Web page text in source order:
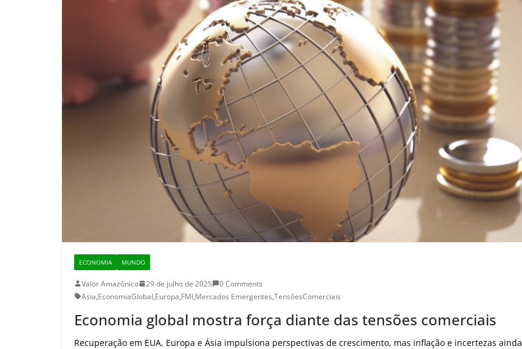
ECONOMIA MUNDO
Valor Amazônico 29 de julho de 2025
0 Comments
Asia,EconomiaGlobal,Europa,FMI,Mercados Emergentes,TensõesComerciais
Economia global mostra força diante das tensões comerciais
Recuperação em EUA, Europa e Ásia impulsiona perspectivas de crescimento, mas inflação e incertezas ainda